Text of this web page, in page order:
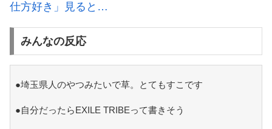
仕方好き」見ると…
みんなの反応
●埼玉県人のやつみたいで草。とてもすこです
●自分だったらEXILE TRIBEって書きそう